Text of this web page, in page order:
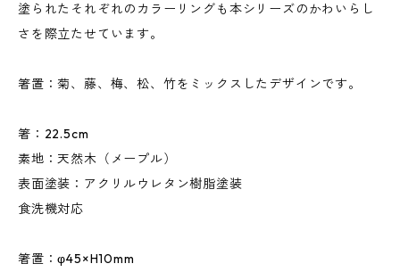
塗られたそれぞれのカラーリングも本シリーズのかわいらし
さを際立たせています。
箸置：菊、藤、梅、松、竹をミックスしたデザインです。
箸：22.5cm
素地：天然木（メープル）
表面塗装：アクリルウレタン樹脂塗装
食洗機対応
箸置：φ45×H10mm